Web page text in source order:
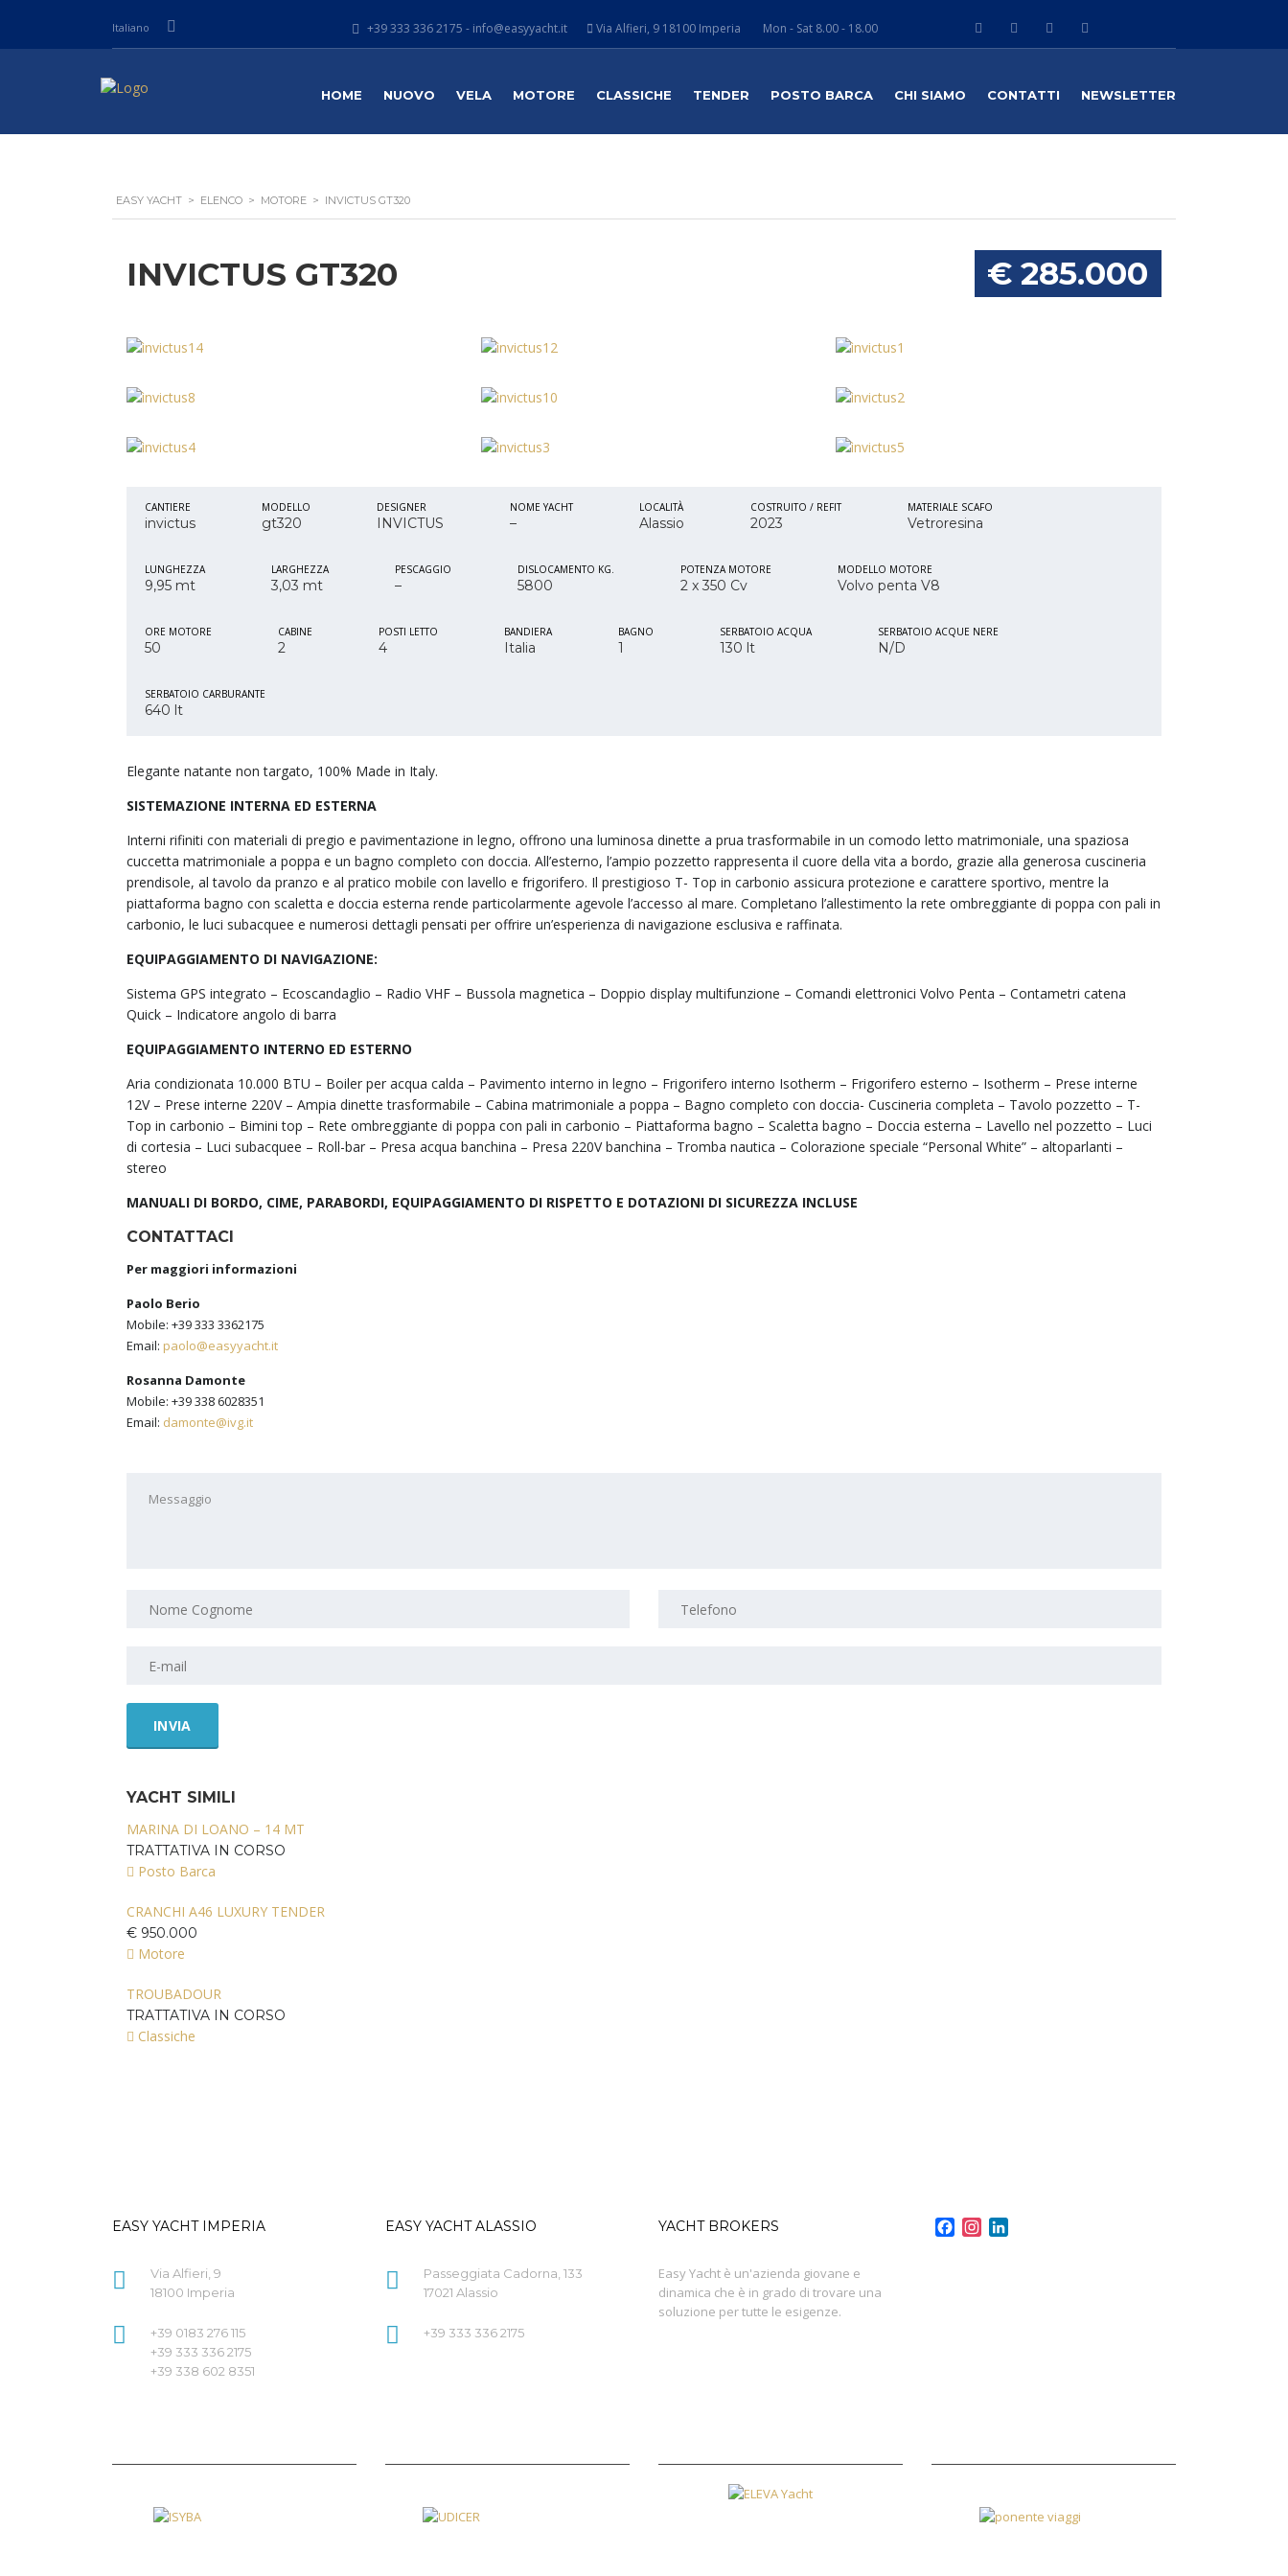
Italiano Mon - Sat 8.00 - 18.00
Via Alfieri, 9 18100 Imperia
+39 333 336 2175 - info@easyyacht.it
HOME NUOVO VELA MOTORE CLASSICHE TENDER POSTO BARCA CHI SIAMO CONTATTI NEWSLETTER
EASY YACHT > ELENCO > MOTORE > INVICTUS GT320
€ 285.000
INVICTUS GT320
CANTIERE
invictus
MODELLO
gt320
DESIGNER
INVICTUS
NOME YACHT
–
LOCALITÀ
Alassio
COSTRUITO / REFIT
2023
MATERIALE SCAFO
Vetroresina
LUNGHEZZA
9,95 mt
LARGHEZZA
3,03 mt
PESCAGGIO
–
DISLOCAMENTO KG.
5800
POTENZA MOTORE
2 x 350 Cv
MODELLO MOTORE
Volvo penta V8
ORE MOTORE
50
CABINE
2
POSTI LETTO
4
BANDIERA
Italia
BAGNO
1
SERBATOIO ACQUA
130 lt
SERBATOIO ACQUE NERE
N/D
SERBATOIO CARBURANTE
640 lt
Elegante natante non targato, 100% Made in Italy.
SISTEMAZIONE INTERNA ED ESTERNA
Interni rifiniti con materiali di pregio e pavimentazione in legno, offrono una luminosa dinette a prua trasformabile in un comodo letto matrimoniale, una spaziosa
cuccetta matrimoniale a poppa e un bagno completo con doccia. All’esterno, l’ampio pozzetto rappresenta il cuore della vita a bordo, grazie alla generosa cuscineria
prendisole, al tavolo da pranzo e al pratico mobile con lavello e frigorifero. Il prestigioso T- Top in carbonio assicura protezione e carattere sportivo, mentre la
piattaforma bagno con scaletta e doccia esterna rende particolarmente agevole l’accesso al mare. Completano l’allestimento la rete ombreggiante di poppa con pali in
carbonio, le luci subacquee e numerosi dettagli pensati per offrire un’esperienza di navigazione esclusiva e raffinata.
EQUIPAGGIAMENTO DI NAVIGAZIONE:
Sistema GPS integrato – Ecoscandaglio – Radio VHF – Bussola magnetica – Doppio display multifunzione – Comandi elettronici Volvo Penta – Contametri catena
Quick – Indicatore angolo di barra
EQUIPAGGIAMENTO INTERNO ED ESTERNO
Aria condizionata 10.000 BTU – Boiler per acqua calda – Pavimento interno in legno – Frigorifero interno Isotherm – Frigorifero esterno – Isotherm – Prese interne
12V – Prese interne 220V – Ampia dinette trasformabile – Cabina matrimoniale a poppa – Bagno completo con doccia- Cuscineria completa – Tavolo pozzetto – T-
Top in carbonio – Bimini top – Rete ombreggiante di poppa con pali in carbonio – Piattaforma bagno – Scaletta bagno – Doccia esterna – Lavello nel pozzetto – Luci
di cortesia – Luci subacquee – Roll-bar – Presa acqua banchina – Presa 220V banchina – Tromba nautica – Colorazione speciale “Personal White” – altoparlanti –
stereo
MANUALI DI BORDO, CIME, PARABORDI, EQUIPAGGIAMENTO DI RISPETTO E DOTAZIONI DI SICUREZZA INCLUSE
CONTATTACI
Per maggiori informazioni
Paolo Berio
Mobile: +39 333 3362175
Email: paolo@easyyacht.it
Rosanna Damonte
Mobile: +39 338 6028351
Email: damonte@ivg.it
YACHT SIMILI
MARINA DI LOANO – 14 MT
TRATTATIVA IN CORSO
Posto Barca
CRANCHI A46 LUXURY TENDER
€ 950.000
Motore
TROUBADOUR
TRATTATIVA IN CORSO
Classiche
EASY YACHT IMPERIA
Via Alfieri, 9
18100 Imperia
+39 0183 276 115
+39 333 336 2175
+39 338 602 8351
EASY YACHT ALASSIO
Passeggiata Cadorna, 133
17021 Alassio
+39 333 336 2175
YACHT BROKERS
Easy Yacht è un'azienda giovane e
dinamica che è in grado di trovare una
soluzione per tutte le esigenze.
FacebookInstagram